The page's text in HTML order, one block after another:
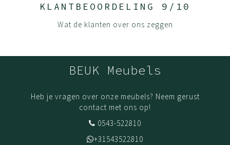
KLANTBEOORDELING 9/10
Wat de klanten over ons zeggen
BEUK Meubels
Heb je vragen over onze meubels? Neem gerust
contact met ons op!
0543-522810
+31543522810